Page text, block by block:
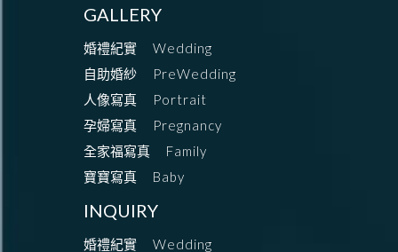
GALLERY
婚禮紀實
Wedding
自助婚紗
PreWedding
人像寫真
Portrait
孕婦寫真
Pregnancy
全家福寫真
Family
寶寶寫真
Baby
INQUIRY
婚禮紀實 Wedding